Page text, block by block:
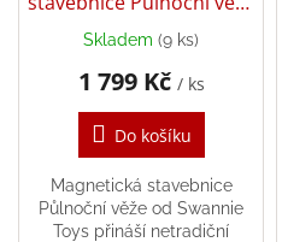
60ks
Skladem (9 ks)
1 799 Kč / ks
Do košíku
Magnetická stavebnice
Půlnoční věže od Swannie
Toys přináší netradiční